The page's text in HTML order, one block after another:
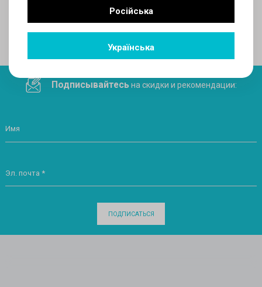
Російська
Українська
Подписывайтесьна скидки и рекомендации:
Имя
Эл. почта *
ПОДПИСАТЬСЯ